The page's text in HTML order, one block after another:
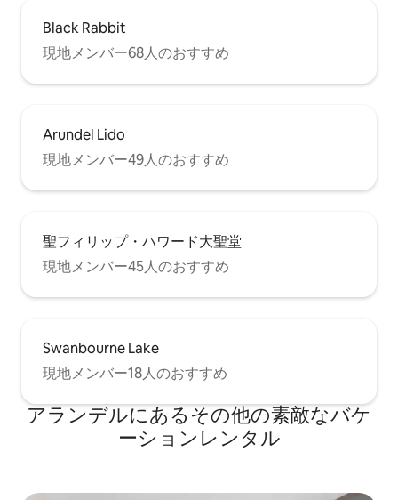
Black Rabbit
現地メンバー68人のおすすめ
Arundel Lido
現地メンバー49人のおすすめ
聖フィリップ・ハワード大聖堂
現地メンバー45人のおすすめ
Swanbourne Lake
現地メンバー18人のおすすめ
アランデルにあるその他の素敵なバケ
ーションレンタル